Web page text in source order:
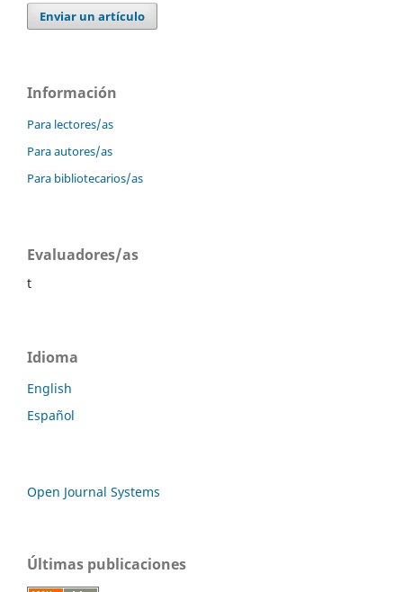
Enviar un artículo
Información
Para lectores/as
Para autores/as
Para bibliotecarios/as
Evaluadores/as
t
Idioma
English
Español
Open Journal Systems
Últimas publicaciones